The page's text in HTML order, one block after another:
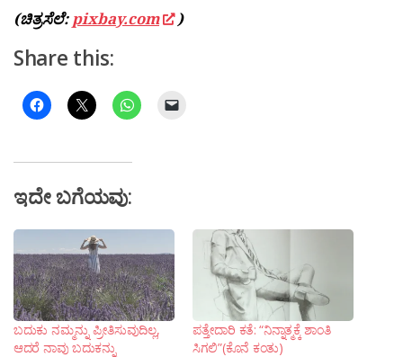
(ಚಿತ್ರಸೆಲೆ:pixbay.com )
Share this:
ಇದೇ ಬಗೆಯವು:
ಬದುಕು ನಮ್ಮನ್ನು ಪ್ರೀತಿಸುವುದಿಲ್ಲ,
ಆದರೆ ನಾವು ಬದುಕನ್ನು
ಪತ್ತೇದಾರಿ ಕತೆ: “ನಿನ್ನಾತ್ಮಕ್ಕೆ ಶಾಂತಿ
ಸಿಗಲಿ”(ಕೊನೆ ಕಂತು)